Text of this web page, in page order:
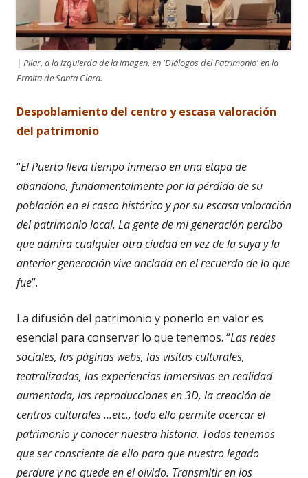
| Pilar, a la izquierda de la imagen, en 'Diálogos del Patrimonio' en la
Ermita de Santa Clara.
Despoblamiento del centro y escasa valoración
del patrimonio
“El Puerto lleva tiempo inmerso en una etapa de
abandono, fundamentalmente por la pérdida de su
población en el casco histórico y por su escasa valoración
del patrimonio local. La gente de mi generación percibo
que admira cualquier otra ciudad en vez de la suya y la
anterior generación vive anclada en el recuerdo de lo que
fue”.
La difusión del patrimonio y ponerlo en valor es
esencial para conservar lo que tenemos. “Las redes
sociales, las páginas webs, las visitas culturales,
teatralizadas, las experiencias inmersivas en realidad
aumentada, las reproducciones en 3D, la creación de
centros culturales …etc., todo ello permite acercar el
patrimonio y conocer nuestra historia. Todos tenemos
que ser consciente de ello para que nuestro legado
perdure y no quede en el olvido. Transmitir en los